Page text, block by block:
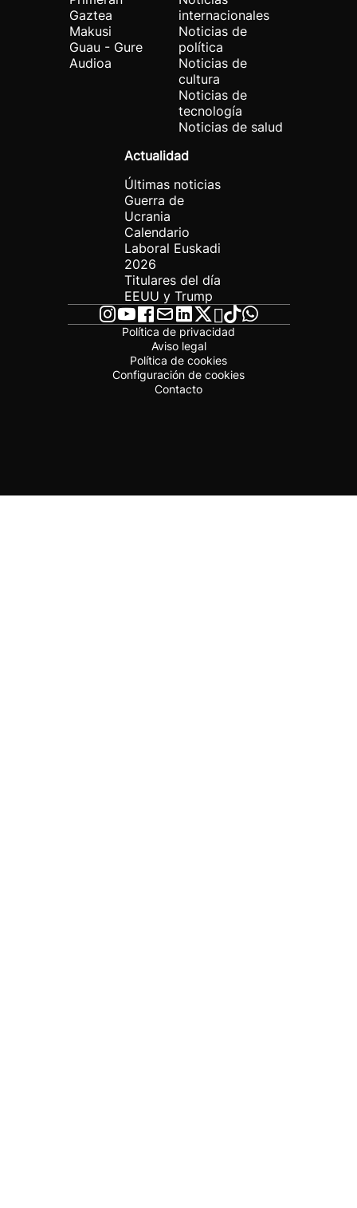
Gaztea
Makusi
Guau - Gure
Audioa
internacionales
Noticias de
política
Noticias de
cultura
Noticias de
tecnología
Noticias de salud
Actualidad
Últimas noticias
Guerra de
Ucrania
Calendario
Laboral Euskadi
2026
Titulares del día
EEUU y Trump
Política de privacidad
Aviso legal
Política de cookies
Configuración de cookies
Contacto